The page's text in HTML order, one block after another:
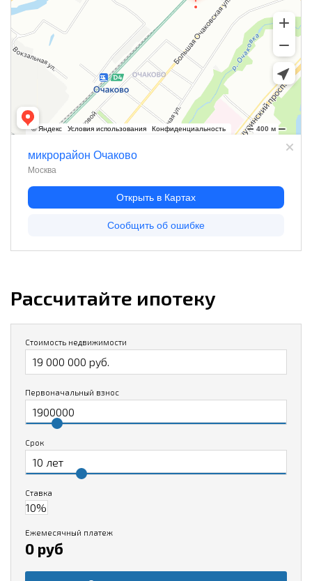
Рассчитайте ипотеку
Стоимость недвижимости
Первоначальный взнос
Срок
Ставка
Ежемесячный платеж
0 руб